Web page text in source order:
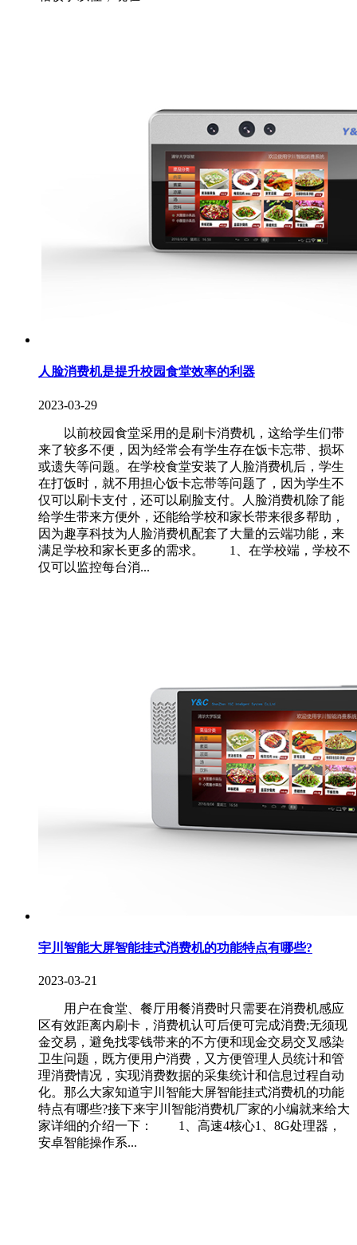
人脸消费机是提升校园食堂效率的利器
2023-03-29
以前校园食堂采用的是刷卡消费机，这给学生们带
来了较多不便，因为经常会有学生存在饭卡忘带、损坏
或遗失等问题。在学校食堂安装了人脸消费机后，学生
在打饭时，就不用担心饭卡忘带等问题了，因为学生不
仅可以刷卡支付，还可以刷脸支付。人脸消费机除了能
给学生带来方便外，还能给学校和家长带来很多帮助，
因为趣享科技为人脸消费机配套了大量的云端功能，来
满足学校和家长更多的需求。 1、在学校端，学校不
仅可以监控每台消...
宇川智能大屏智能挂式消费机的功能特点有哪些?
2023-03-21
用户在食堂、餐厅用餐消费时只需要在消费机感应
区有效距离内刷卡，消费机认可后便可完成消费;无须现
金交易，避免找零钱带来的不方便和现金交易交叉感染
卫生问题，既方便用户消费，又方便管理人员统计和管
理消费情况，实现消费数据的采集统计和信息过程自动
化。那么大家知道宇川智能大屏智能挂式消费机的功能
特点有哪些?接下来宇川智能消费机厂家的小编就来给大
家详细的介绍一下： 1、高速4核心1、8G处理器，
安卓智能操作系...